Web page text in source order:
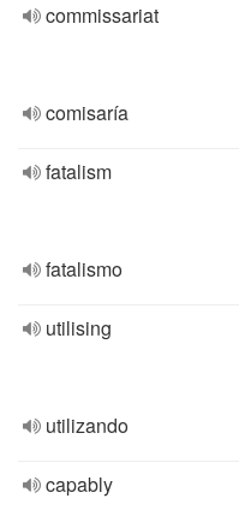
commissariat
comisaría
fatalism
fatalismo
utilising
utilizando
capably